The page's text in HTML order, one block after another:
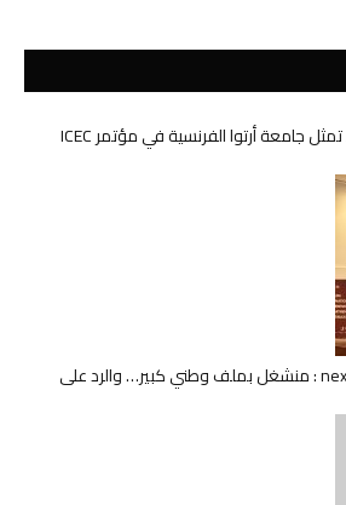
إبنة الفيحاء سنا حسن خالد تمثل جامعة أرتوا الفرنسية في مؤتمر ICEC
القاضي محمد صعب لـnextlb : منشغل بملف وطني كبير… والرد على